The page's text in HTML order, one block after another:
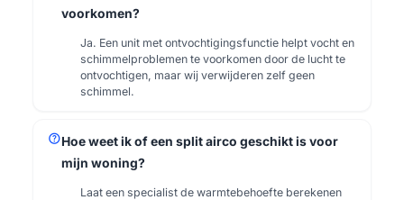
voorkomen?
Ja. Een unit met ontvochtigingsfunctie helpt vocht en
schimmelproblemen te voorkomen door de lucht te
ontvochtigen, maar wij verwijderen zelf geen
schimmel.
helpHoe weet ik of een split airco geschikt is voor
mijn woning?
Laat een specialist de warmtebehoefte berekenen